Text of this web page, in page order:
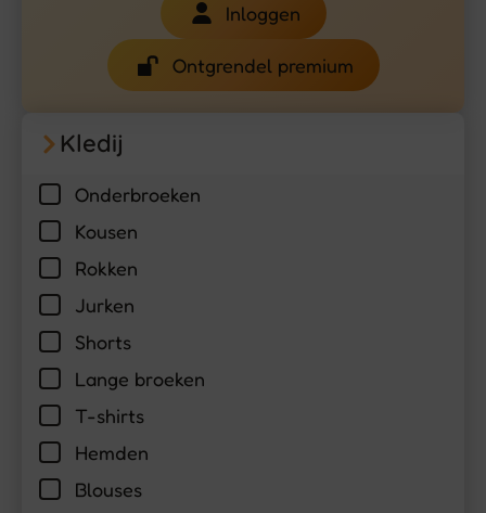
Inloggen
Ontgrendel premium
Kledij
Onderbroeken
Kousen
Rokken
Jurken
Shorts
Lange broeken
T-shirts
Hemden
Blouses